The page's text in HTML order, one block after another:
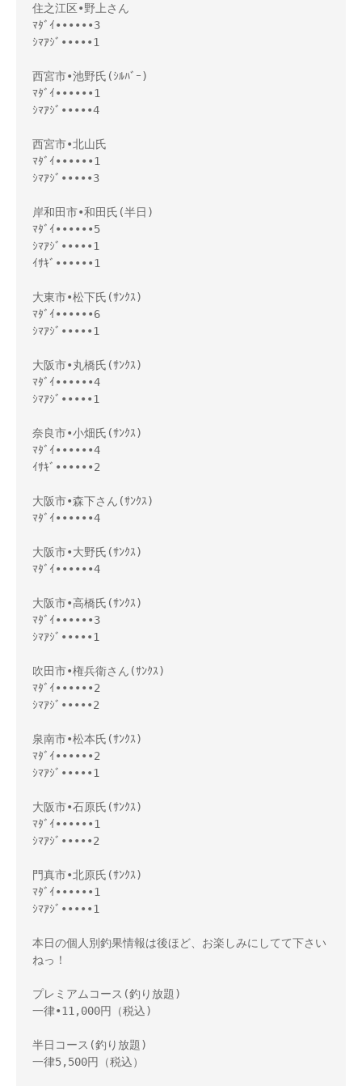
住之江区•野上さん
ﾏﾀﾞｲ••••••3
ｼﾏｱｼﾞ•••••1
西宮市•池野氏(ｼﾙﾊﾞｰ)
ﾏﾀﾞｲ••••••1
ｼﾏｱｼﾞ•••••4
西宮市•北山氏
ﾏﾀﾞｲ••••••1
ｼﾏｱｼﾞ•••••3
岸和田市•和田氏(半日)
ﾏﾀﾞｲ••••••5
ｼﾏｱｼﾞ•••••1
ｲｻｷﾞ••••••1
大東市•松下氏(ｻﾝｸｽ)
ﾏﾀﾞｲ••••••6
ｼﾏｱｼﾞ•••••1
大阪市•丸橋氏(ｻﾝｸｽ)
ﾏﾀﾞｲ••••••4
ｼﾏｱｼﾞ•••••1
奈良市•小畑氏(ｻﾝｸｽ)
ﾏﾀﾞｲ••••••4
ｲｻｷﾞ••••••2
大阪市•森下さん(ｻﾝｸｽ)
ﾏﾀﾞｲ••••••4
大阪市•大野氏(ｻﾝｸｽ)
ﾏﾀﾞｲ••••••4
大阪市•高橋氏(ｻﾝｸｽ)
ﾏﾀﾞｲ••••••3
ｼﾏｱｼﾞ•••••1
吹田市•権兵衛さん(ｻﾝｸｽ)
ﾏﾀﾞｲ••••••2
ｼﾏｱｼﾞ•••••2
泉南市•松本氏(ｻﾝｸｽ)
ﾏﾀﾞｲ••••••2
ｼﾏｱｼﾞ•••••1
大阪市•石原氏(ｻﾝｸｽ)
ﾏﾀﾞｲ••••••1
ｼﾏｱｼﾞ•••••2
門真市•北原氏(ｻﾝｸｽ)
ﾏﾀﾞｲ••••••1
ｼﾏｱｼﾞ•••••1
本日の個人別釣果情報は後ほど、お楽しみにしてて下さい
ねっ！
プレミアムコース(釣り放題)
一律•11,000円（税込)
半日コース(釣り放題)
一律5,500円（税込）